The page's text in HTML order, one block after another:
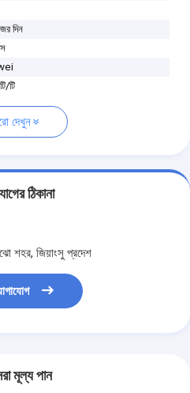
দিন
টি
দেখুন
ঠিকানা
শহর, জিয়াংসু প্রদেশ
মূল্য পান